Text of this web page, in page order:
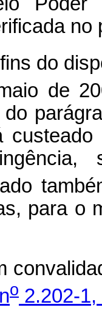
no
do
de
para o
o 2.202-